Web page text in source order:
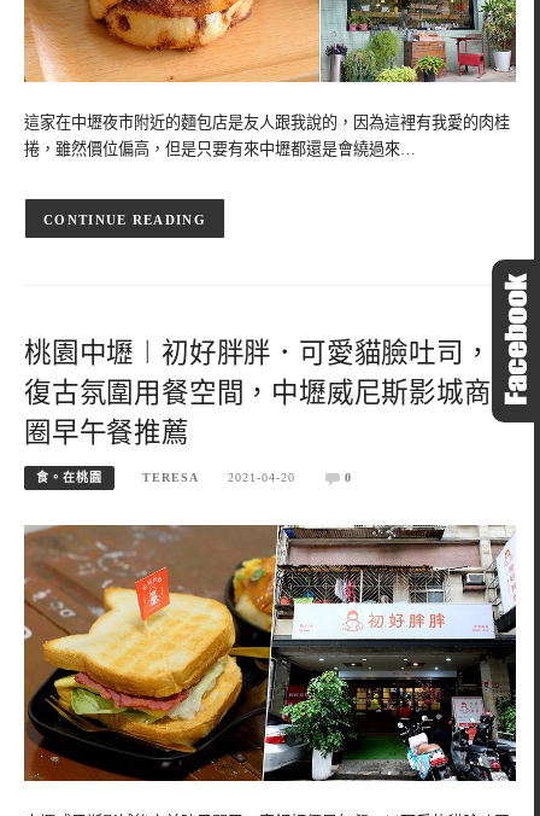
這家在中壢夜市附近的麵包店是友人跟我說的，因為這裡有我愛的肉桂
捲，雖然價位偏高，但是只要有來中壢都還是會繞過來…
CONTINUE READING
桃園中壢︱初好胖胖．可愛貓臉吐司，
復古氛圍用餐空間，中壢威尼斯影城商
圈早午餐推薦
食。在桃園 TERESA 2021-04-20 0